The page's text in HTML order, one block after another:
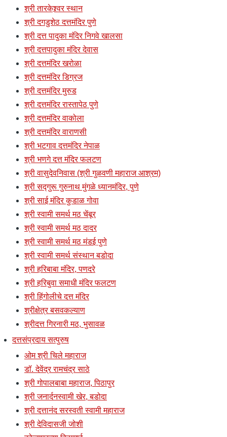
श्री तारकेश्र्वर स्थान
श्री दगडुशेठ दत्तमंदिर पुणे
श्री दत्त पादुका मंदिर निगवे खालसा
श्री दत्तपादुका मंदिर देवास
श्री दत्तमंदिर खरोळा
श्री दत्तमंदिर डिग्रज
श्री दत्तमंदिर मुरुड
श्री दत्तमंदिर रास्तापेठ पुणे
श्री दत्तमंदिर वाकोला
श्री दत्तमंदिर वाराणसी
श्री भटगाव दत्तमंदिर नेपाळ
श्री भणगे दत्त मंदिर फलटण
श्री वासुदेवनिवास (श्री गुळवणी महाराज आश्रम)
श्री सद्गुरू गुरुनाथ मुंगळे ध्यानमंदिर, पुणे
श्री साई मंदिर कुडाळ गोवा
श्री स्वामी समर्थ मठ चेंबूर
श्री स्वामी समर्थ मठ दादर
श्री स्वामी समर्थ मठ मंडई पुणे
श्री स्वामी समर्थ संस्थान बडोदा
श्री हरिबाबा मंदिर, पणदरे
श्री हरिबुवा समाधी मंदिर फलटण
श्री हिंगोलीचे दत्त मंदिर
श्रीक्षेत्र बसवकल्याण
श्रीदत्त गिरनारी मठ, भुसावळ
दत्तसंप्रदाय सत्पुरुष
ओम श्री चिले महाराज
डॉ. देवेंद्र रामचंद्र साठे
श्री गोपालबाबा महाराज, पिठापुर
श्री जनार्दनस्वामी खेर, बडोदा
श्री दत्तानंद सरस्वती स्वामी महाराज
श्री देविदासजी जोशी